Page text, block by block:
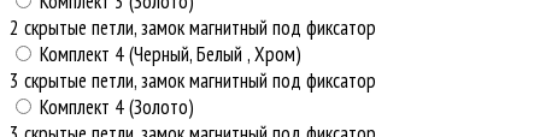
2 скрытые петли, замок магнитный под фиксатор
Комплект 4 (Черный, Белый , Хром)
3 скрытые петли, замок магнитный под фиксатор
Комплект 4 (Золото)